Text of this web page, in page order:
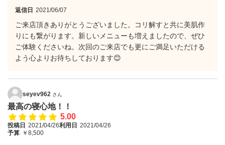
返信日 2021/06/07
ご来店頂きありがとうございました。コリ解すと共に美肌作
りにも繋がります。新しいメニューも増えましたので、ぜひ
ご体験くださいね。次回のご来店でも更にご満足いただける
よう心よりお待ちしております😊
seyev962 さん
最高の寝心地！！
5.00
投稿日 2021/04/26利用日 2021/04/26
予算 ￥8,500